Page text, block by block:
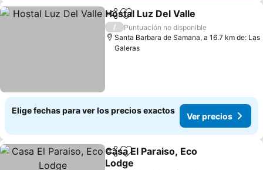
CompartirAgregar a favoritos
Hostal Luz Del Valle
/
Puntuación no disponible
Santa Barbara de Samana, a 16.7 km de: Las
Galeras
Elige fechas para ver los precios exactos
Ver precios
CompartirAgregar a favoritos
Casa El Paraiso, Eco
Lodge